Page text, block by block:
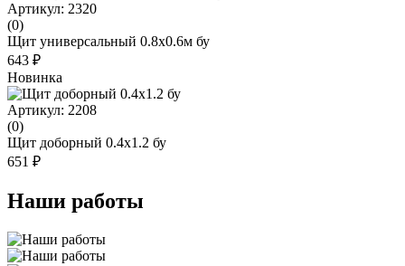
Артикул: 2320
(0)
Щит универсальный 0.8x0.6м бу
643 ₽
Новинка
Артикул: 2208
(0)
Щит доборный 0.4x1.2 бу
651 ₽
Наши работы